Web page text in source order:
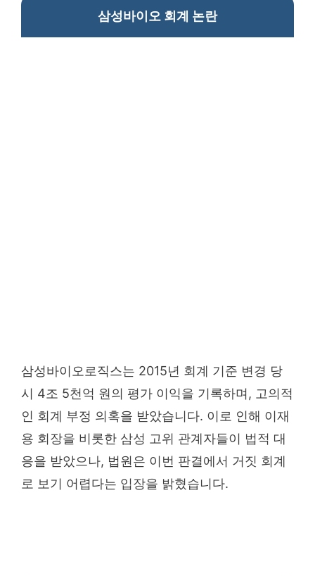
삼성바이오 회계 논란
삼성바이오로직스는 2015년 회계 기준 변경 당
시 4조 5천억 원의 평가 이익을 기록하며, 고의적
인 회계 부정 의혹을 받았습니다. 이로 인해 이재
용 회장을 비롯한 삼성 고위 관계자들이 법적 대
응을 받았으나, 법원은 이번 판결에서 거짓 회계
로 보기 어렵다는 입장을 밝혔습니다.